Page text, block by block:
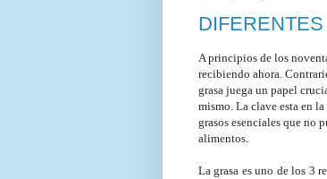
A principios de los
recibiendo ahora.
grasa juega un papel
mismo. La clave esta en
grasos esenciales que no
alimentos.
La grasa es uno de los 3